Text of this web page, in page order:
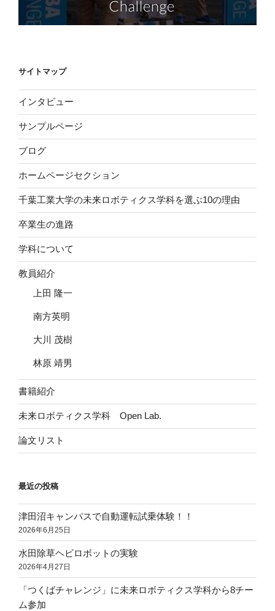
サイトマップ
インタビュー
サンプルページ
ブログ
ホームページセクション
千葉工業大学の未来ロボティクス学科を選ぶ10の理由
卒業生の進路
学科について
教員紹介
上田 隆一
南方英明
大川 茂樹
林原 靖男
書籍紹介
未来ロボティクス学科 Open Lab.
論文リスト
最近の投稿
津田沼キャンパスで自動運転試乗体験！！
2026年6月25日
水田除草ヘビロボットの実験
2026年4月27日
「つくばチャレンジ」に未来ロボティクス学科から8チー
ム参加